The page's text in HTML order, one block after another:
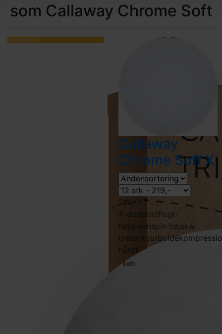
som Callaway Chrome Soft
SUMMER SALE
Callaway
Chrome Soft X
219,-
4-delt boldflugt-
høj greenspin højskal
uretan tourbolde
hårdt
køb